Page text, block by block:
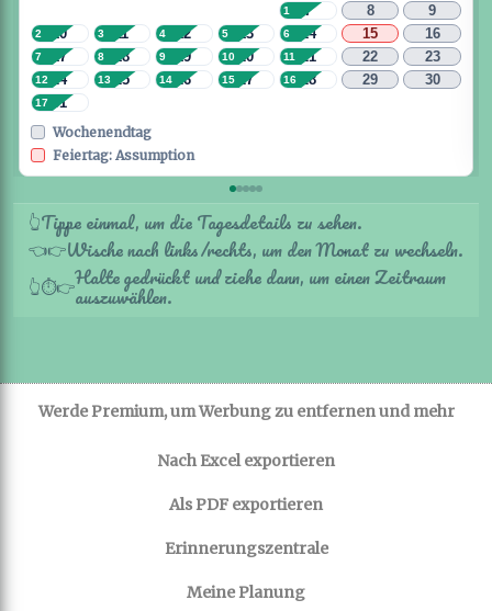
7
1 8
9
10
2 11
3 12
4 13
5 14
6 15
16
17
7 18
8 19
9 20
10 21
11 22
23
24
12 25
13 26
14 27
15 28
16 29
30
31
17
Wochenendtag
Feiertag: Assumption
👆Tippe einmal, um die Tagesdetails zu sehen.
👈👉Wische nach links/rechts, um den Monat zu wechseln.
👆⏱️👉Halte gedrückt und ziehe dann, um einen Zeitraum
auszuwählen.
Werde Premium, um Werbung zu entfernen und mehr
Nach Excel exportieren
Als PDF exportieren
Erinnerungszentrale
Meine Planung